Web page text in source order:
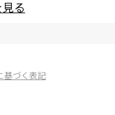
る
基づく表記